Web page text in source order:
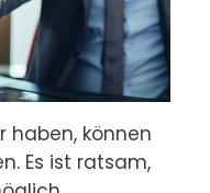
haben, können
Es ist ratsam,